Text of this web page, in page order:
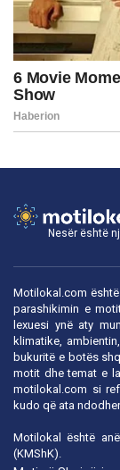
Nesër është
Motilokal.com
parashikimin e
lexuesi ynë aty
klimatike,
bukuritë e botës
motit dhe temat e
motilokal.com si
kudo që ata
Motilokal është
(KMShK).